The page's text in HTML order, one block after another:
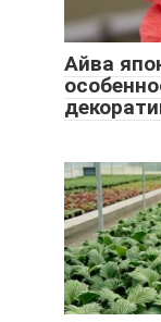
Айва